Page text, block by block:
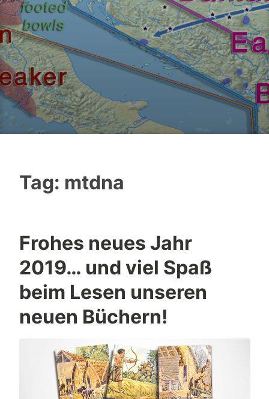
Tag: mtdna
Frohes neues Jahr
2019… und viel Spaß
beim Lesen unseren
neuen Büchern!